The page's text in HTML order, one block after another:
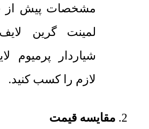
مشخصات پیش از
شیاردار پرمیوم
لازم را کسب کنید.
مقایسه قیمت